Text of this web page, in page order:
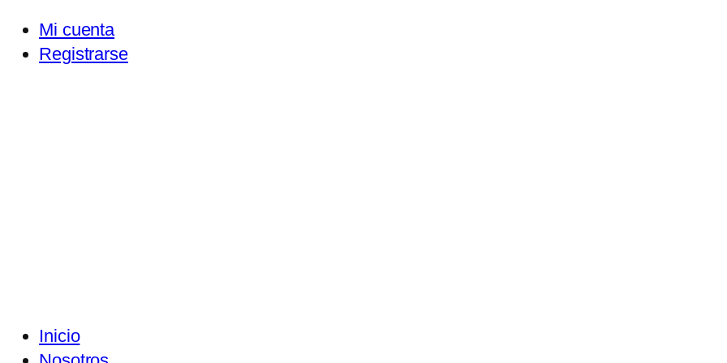
Mi cuenta
Registrarse
Inicio